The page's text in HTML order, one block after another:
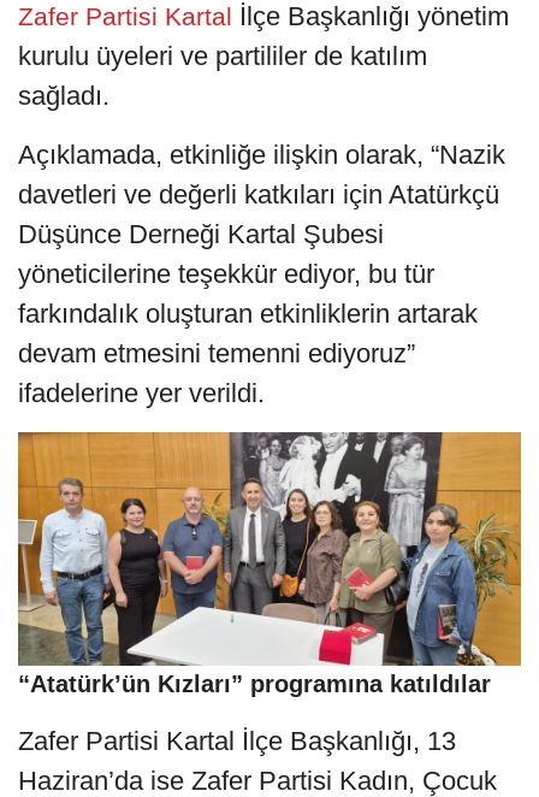
Zafer Partisi Kartal İlçe Başkanlığı yönetim
kurulu üyeleri ve partililer de katılım
sağladı.
Açıklamada, etkinliğe ilişkin olarak, “Nazik
davetleri ve değerli katkıları için Atatürkçü
Düşünce Derneği Kartal Şubesi
yöneticilerine teşekkür ediyor, bu tür
farkındalık oluşturan etkinliklerin artarak
devam etmesini temenni ediyoruz”
ifadelerine yer verildi.
“Atatürk’ün Kızları” programına katıldılar
Zafer Partisi Kartal İlçe Başkanlığı, 13
Haziran’da ise Zafer Partisi Kadın, Çocuk